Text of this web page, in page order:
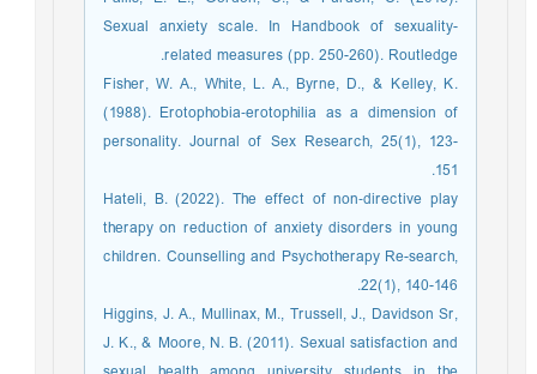
Sexual anxiety scale. In Handbook of sexuality-
related measures (pp. 250-260). Routledge.
Fisher, W. A., White, L. A., Byrne, D., & Kelley, K.
(1988). Erotophobia‐erotophilia as a dimension of
personality. Journal of Sex Research, 25(1), 123-
151.
Hateli, B. (2022). The effect of non‐directive play
therapy on reduction of anxiety disorders in young
children. Counselling and Psychotherapy Re-search,
22(1), 140-146.
Higgins, J. A., Mullinax, M., Trussell, J., Davidson Sr,
J. K., & Moore, N. B. (2011). Sexual satisfaction and